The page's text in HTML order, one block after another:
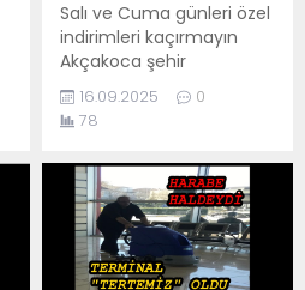
Salı ve Cuma günleri özel
indirimleri kaçırmayın
Akçakoca şehir
merkezinde hizmet veren
Ceneviz Manav, Esentepe
Mahallesi’ndeki manav ile
kesinlikle hiçbir ilişkisi
olmadığını duyurdu. Daha
önce Esentepe
Mahallesi’nde faaliyet
gösteren Ceneviz Manav,
yeni oluşumuyla birlikte
16.09.2025
0
78